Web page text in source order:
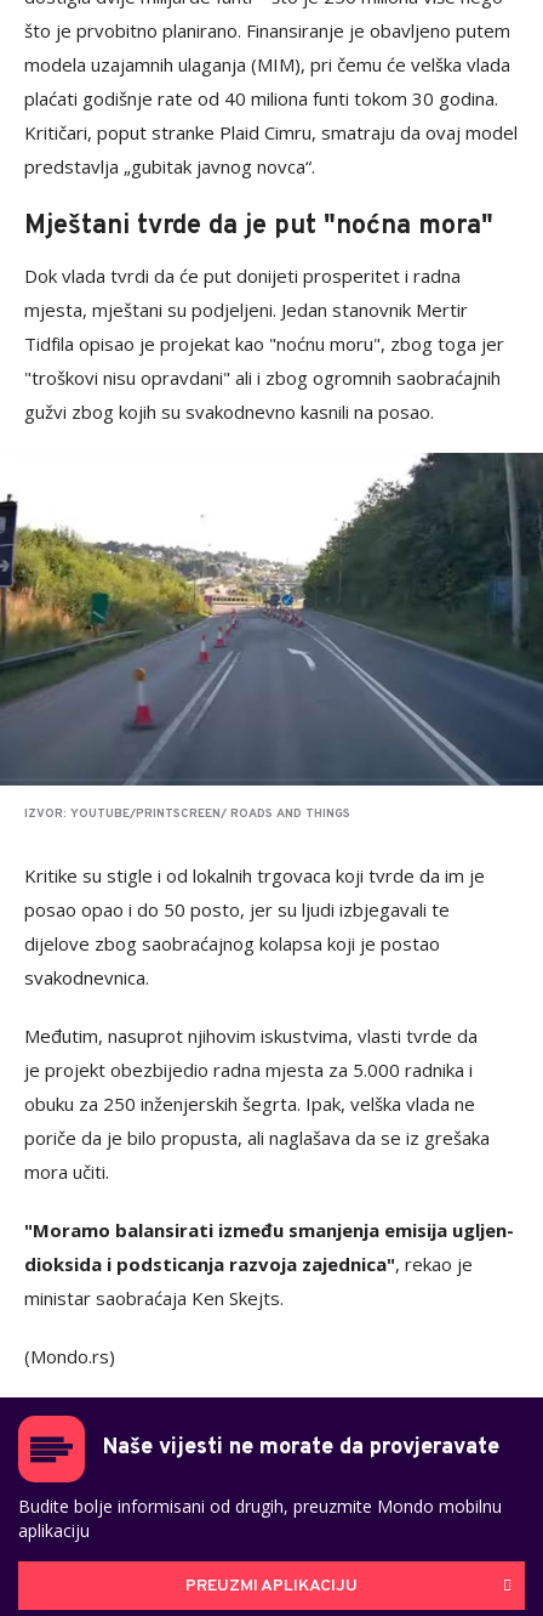
što je prvobitno planirano. Finansiranje je obavljeno putem
modela uzajamnih ulaganja (MIM), pri čemu će velška vlada
plaćati godišnje rate od 40 miliona funti tokom 30 godina.
Kritičari, poput stranke Plaid Cimru, smatraju da ovaj model
predstavlja „gubitak javnog novca“.
Mještani tvrde da je put "noćna mora"
Dok vlada tvrdi da će put donijeti prosperitet i radna
mjesta, mještani su podjeljeni. Jedan stanovnik Mertir
Tidfila opisao je projekat kao "noćnu moru", zbog toga jer
"troškovi nisu opravdani" ali i zbog ogromnih saobraćajnih
gužvi zbog kojih su svakodnevno kasnili na posao.
IZVOR: YOUTUBE/PRINTSCREEN/ ROADS AND THINGS
Kritike su stigle i od lokalnih trgovaca koji tvrde da im je
posao opao i do 50 posto, jer su ljudi izbjegavali te
dijelove zbog saobraćajnog kolapsa koji je postao
svakodnevnica.
Međutim, nasuprot njihovim iskustvima, vlasti tvrde da
je projekt obezbijedio radna mjesta za 5.000 radnika i
obuku za 250 inženjerskih šegrta. Ipak, velška vlada ne
poriče da je bilo propusta, ali naglašava da se iz grešaka
mora učiti.
"Moramo balansirati između smanjenja emisija ugljen-
dioksida i podsticanja razvoja zajednica", rekao je
ministar saobraćaja Ken Skejts.
(Mondo.rs)
Naše vijesti ne morate da provjeravate
Budite bolje informisani od drugih, preuzmite Mondo mobilnu
aplikaciju
PREUZMI APLIKACIJU